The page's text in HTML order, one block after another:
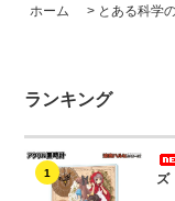
ホーム > とある科学
ランキング
1
ズ